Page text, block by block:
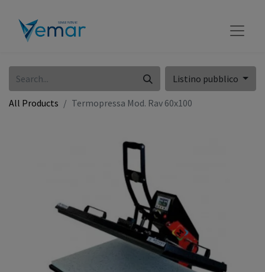
Listino pubblico
All Products Termopressa Mod. Rav 60x100